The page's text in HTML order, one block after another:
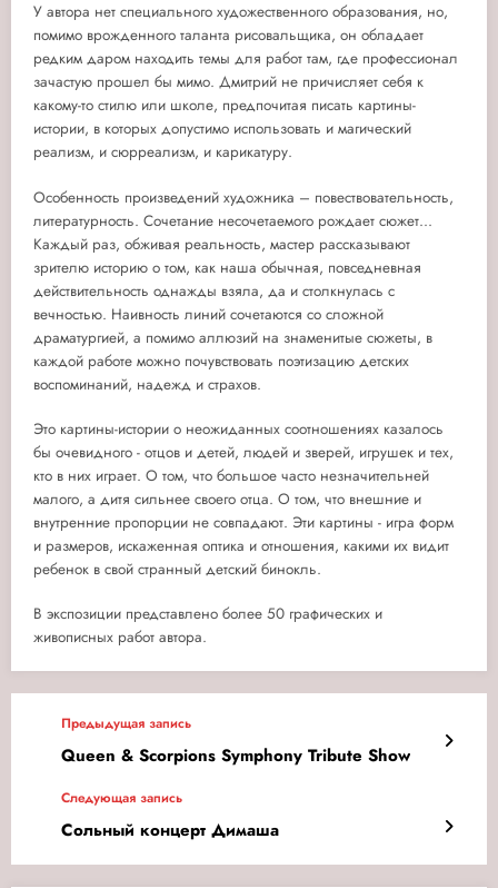
У автора нет специального художественного образования, но,
помимо врожденного таланта рисовальщика, он обладает
редким даром находить темы для работ там, где профессионал
зачастую прошел бы мимо. Дмитрий не причисляет себя к
какому-то стилю или школе, предпочитая писать картины-
истории, в которых допустимо использовать и магический
реализм, и сюрреализм, и карикатуру.
Особенность произведений художника – повествовательность,
литературность. Сочетание несочетаемого рождает сюжет...
Каждый раз, обживая реальность, мастер рассказывают
зрителю историю о том, как наша обычная, повседневная
действительность однажды взяла, да и столкнулась с
вечностью. Наивность линий сочетаются со сложной
драматургией, а помимо аллюзий на знаменитые сюжеты, в
каждой работе можно почувствовать поэтизацию детских
воспоминаний, надежд и страхов.
Это картины-истории о неожиданных соотношениях казалось
бы очевидного - отцов и детей, людей и зверей, игрушек и тех,
кто в них играет. О том, что большое часто незначительней
малого, а дитя сильнее своего отца. О том, что внешние и
внутренние пропорции не совпадают. Эти картины - игра форм
и размеров, искаженная оптика и отношения, какими их видит
ребенок в свой странный детский бинокль.
В экспозиции представлено более 50 графических и
живописных работ автора.
Предыдущая запись
Queen & Scorpions Symphony Tribute Show
Следующая запись
Сольный концерт Димаша